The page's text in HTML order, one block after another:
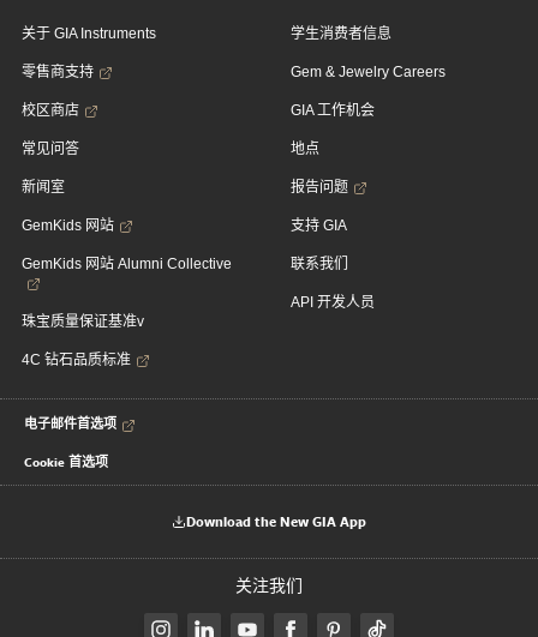
关于 GIA Instruments
零售商支持
校区商店
常见问答
新闻室
GemKids 网站
GemKids 网站 Alumni Collective
珠宝质量保证基准v
4C 钻石品质标准
学生消费者信息
Gem & Jewelry Careers
GIA 工作机会
地点
报告问题
支持 GIA
联系我们
API 开发人员
电子邮件首选项
Cookie 首选项
Download the New GIA App
关注我们